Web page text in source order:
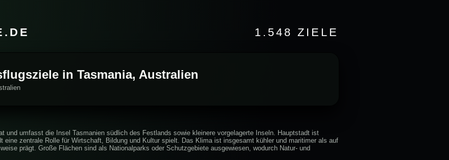
1.548 ZIELE
in Tasmania, Australien
und umfasst die Insel Tasmanien südlich des Festlands sowie kleinere vorgelagerte Inseln. Hauptstadt ist
eine zentrale Rolle für Wirtschaft, Bildung und Kultur spielt. Das Klima ist insgesamt kühler und maritimer als auf
prägt. Große Flächen sind als Nationalparks oder Schutzgebiete ausgewiesen, wodurch Natur- und